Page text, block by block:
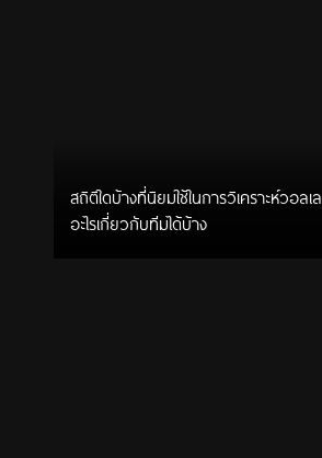
สถิติใดบ้างที่นิยมใช้ในการวิเคราะห์วอล
อะไรเกี่ยวกับทีมได้บ้าง